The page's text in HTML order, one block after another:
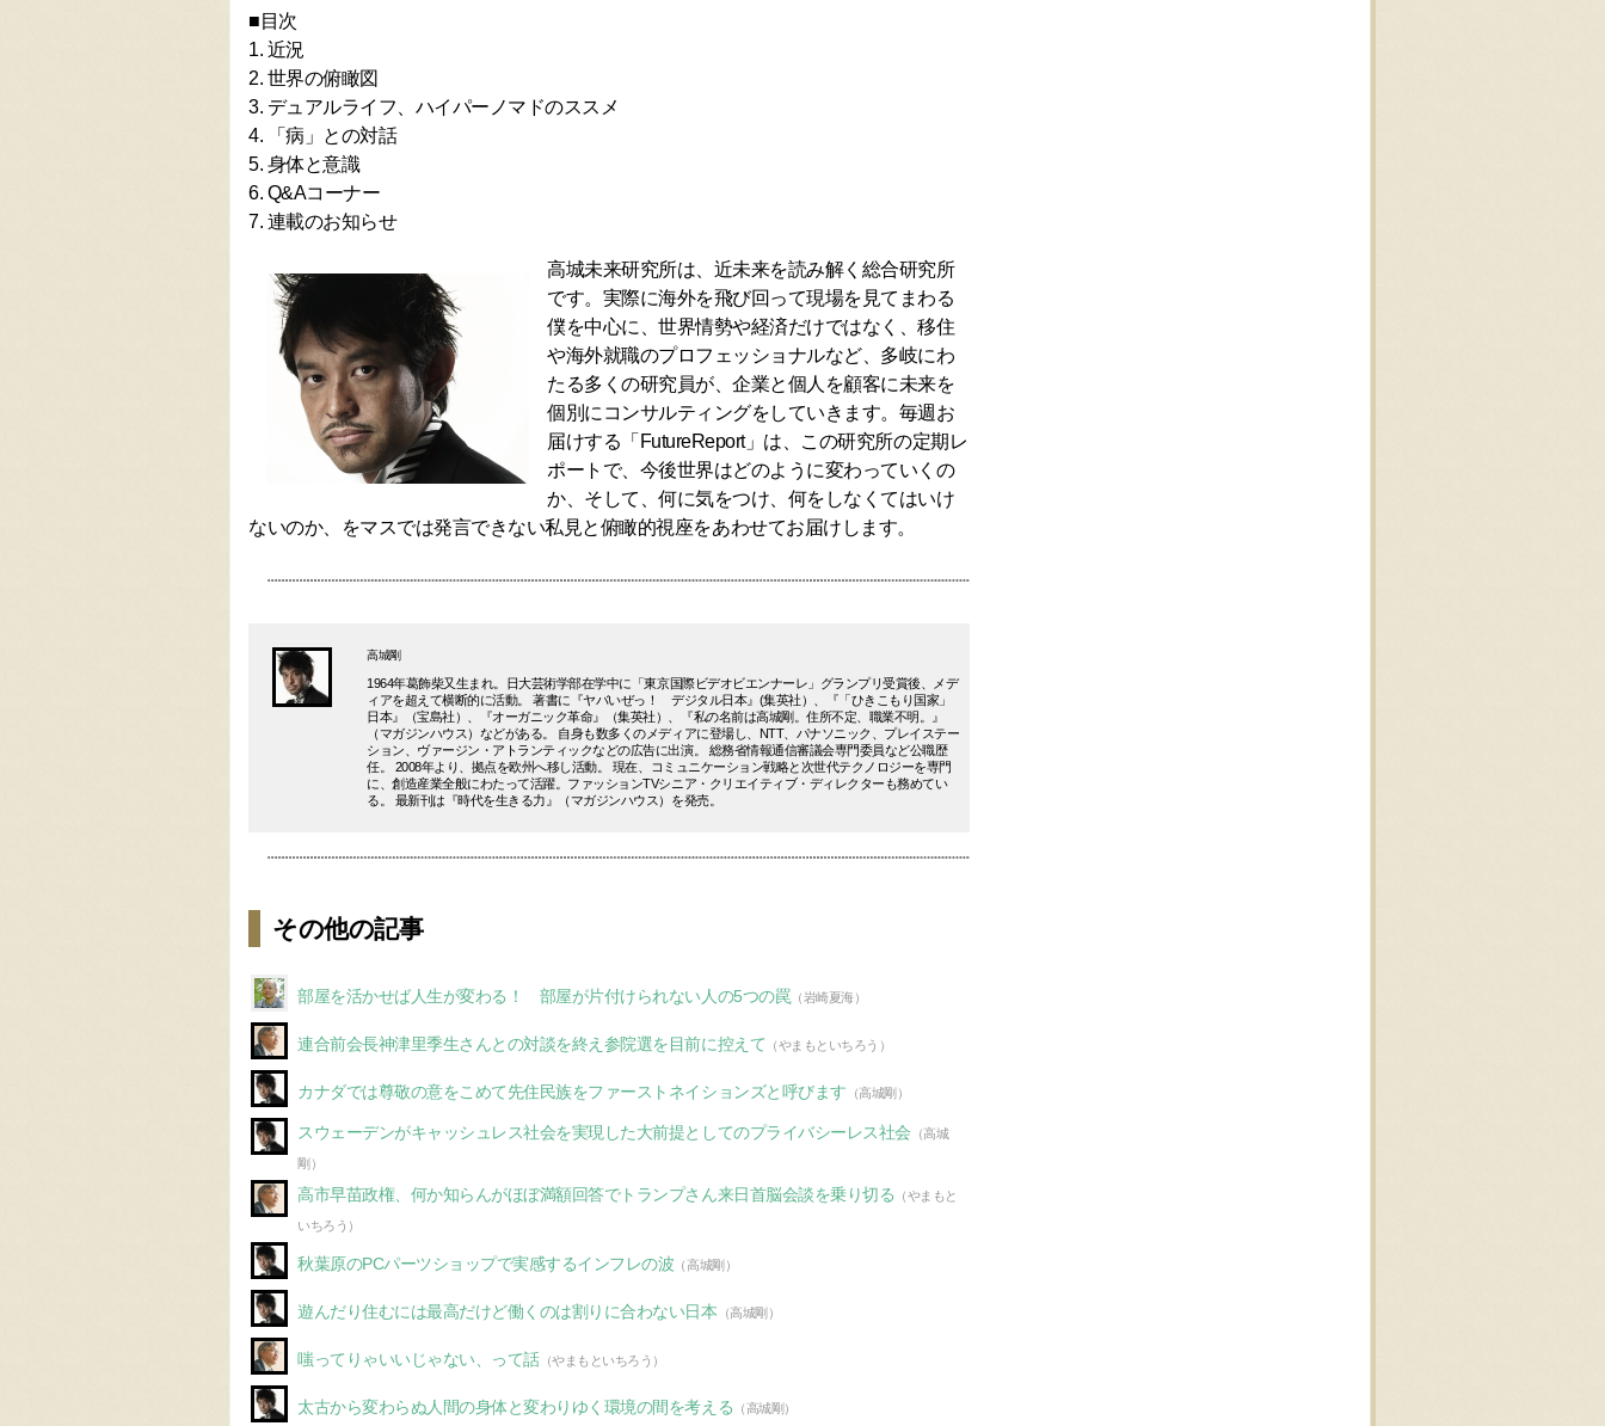
■目次
1. 近況
2. 世界の俯瞰図
3. デュアルライフ、ハイパーノマドのススメ
4. 「病」との対話
5. 身体と意識
6. Q&Aコーナー
7. 連載のお知らせ
高城未来研究所は、近未来を読み解く総合研究所
です。実際に海外を飛び回って現場を見てまわる
僕を中心に、世界情勢や経済だけではなく、移住
や海外就職のプロフェッショナルなど、多岐にわ
たる多くの研究員が、企業と個人を顧客に未来を
個別にコンサルティングをしていきます。毎週お
届けする「FutureReport」は、この研究所の定期レ
ポートで、今後世界はどのように変わっていくの
か、そして、何に気をつけ、何をしなくてはいけ
ないのか、をマスでは発言できない私見と俯瞰的視座をあわせてお届けします。
高城剛
1964年葛飾柴又生まれ。日大芸術学部在学中に「東京国際ビデオビエンナーレ」グランプリ受賞後、メデ
ィアを超えて横断的に活動。 著書に『ヤバいぜっ！ デジタル日本』(集英社）、『「ひきこもり国家」
日本』（宝島社）、『オーガニック革命』（集英社）、『私の名前は高城剛。住所不定、職業不明。』
（マガジンハウス）などがある。 自身も数多くのメディアに登場し、NTT、パナソニック、プレイステー
ション、ヴァージン・アトランティックなどの広告に出演。 総務省情報通信審議会専門委員など公職歴
任。 2008年より、拠点を欧州へ移し活動。 現在、コミュニケーション戦略と次世代テクノロジーを専門
に、創造産業全般にわたって活躍。ファッションTVシニア・クリエイティブ・ディレクターも務めてい
る。 最新刊は『時代を生きる力』（マガジンハウス）を発売。
その他の記事
部屋を活かせば人生が変わる！ 部屋が片付けられない人の5つの罠 （岩崎夏海）
連合前会長神津里季生さんとの対談を終え参院選を目前に控えて （やまもといちろう）
カナダでは尊敬の意をこめて先住民族をファーストネイションズと呼びます （高城剛）
スウェーデンがキャッシュレス社会を実現した大前提としてのプライバシーレス社会 （高城
剛）
高市早苗政権、何か知らんがほぼ満額回答でトランプさん来日首脳会談を乗り切る （やまもと
いちろう）
秋葉原のPCパーツショップで実感するインフレの波 （高城剛）
遊んだり住むには最高だけど働くのは割りに合わない日本 （高城剛）
嗤ってりゃいいじゃない、って話（やまもといちろう）
太古から変わらぬ人間の身体と変わりゆく環境の間を考える （高城剛）